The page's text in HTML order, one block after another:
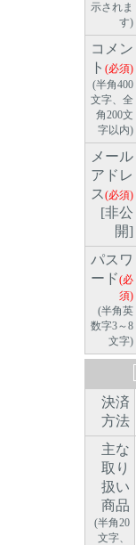
示されま
す)
コメン
ト (必須)
(半角400
文字、全
角200文
字以内)
メール
アドレ
ス (必須)
[非公
開]
パスワ
ード(必
須)
(半角英
数字3～8
文字)
決済
方法
主な
取り
扱い
商品
(半角20
文字、